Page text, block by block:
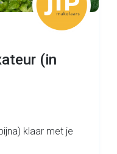
(in
klaar met je